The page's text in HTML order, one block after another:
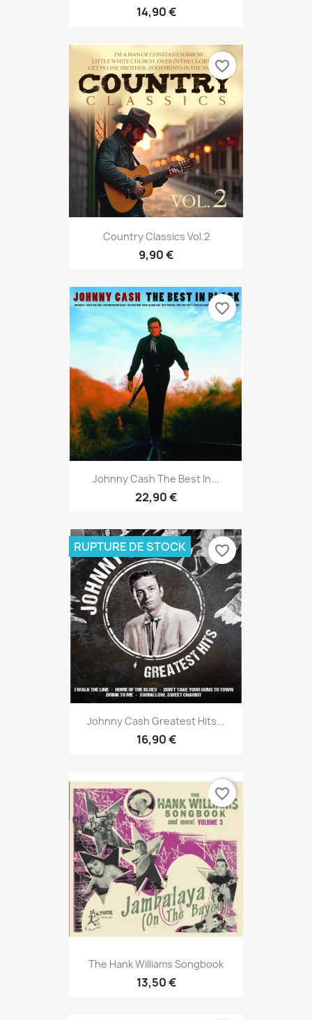
14,90 €
Country Classics Vol.2
9,90 €
favorite_border
Johnny Cash The Best In...
22,90 €
favorite_border
Johnny Cash Greatest Hits...
16,90 €
RUPTURE DE STOCK favorite_border
The Hank Williams Songbook
13,50 €
favorite_border